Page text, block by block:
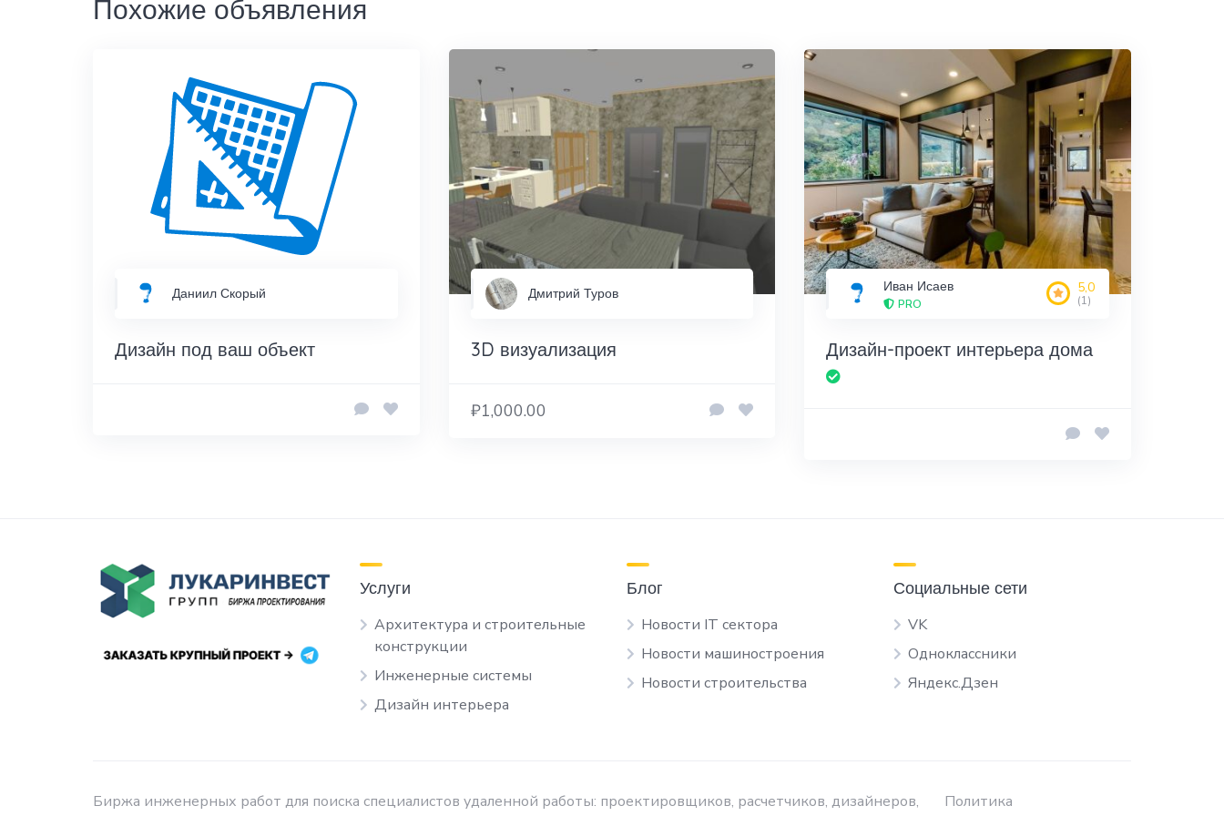
Похожие объявления
Даниил Скорый
Дизайн под ваш объект
Дмитрий Туров
3D визуализация
₽1,000.00
Иван Исаев
PRO
5,0
(1)
Дизайн-проект интерьера дома
Услуги
Архитектура и строительные
конструкции
Инженерные системы
Дизайн интерьера
Блог
Новости IT сектора
Новости машиностроения
Новости строительства
Социальные сети
VK
Одноклассники
Яндекс.Дзен
Биржа инженерных работ для поиска специалистов удаленной работы: проектировщиков, расчетчиков, дизайнеров,
Политика